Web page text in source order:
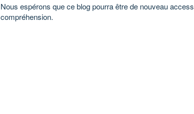
Nous espérons que ce blog pourra être de nouveau
compréhension.